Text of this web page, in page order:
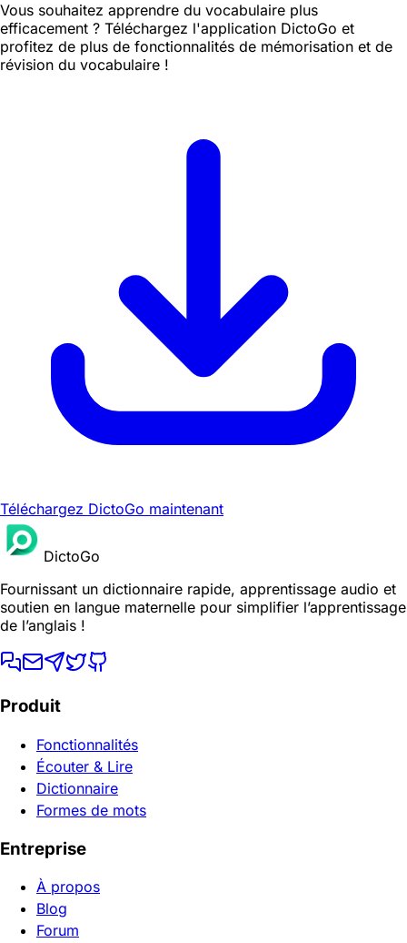
Vous souhaitez apprendre du vocabulaire plus
efficacement ? Téléchargez l'application DictoGo et
profitez de plus de fonctionnalités de mémorisation et de
révision du vocabulaire !
Téléchargez DictoGo maintenant
DictoGo
Fournissant un dictionnaire rapide, apprentissage audio et
soutien en langue maternelle pour simplifier l’apprentissage
de l’anglais !
Produit
Fonctionnalités
Écouter & Lire
Dictionnaire
Formes de mots
Entreprise
À propos
Blog
Forum